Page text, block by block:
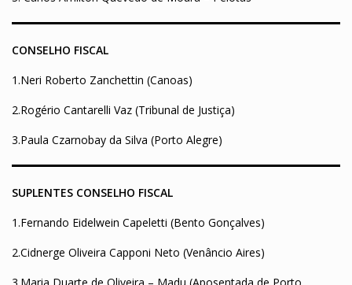
CONSELHO FISCAL
1.Neri Roberto Zanchettin (Canoas)
2.Rogério Cantarelli Vaz (Tribunal de Justiça)
3.Paula Czarnobay da Silva (Porto Alegre)
SUPLENTES CONSELHO FISCAL
1.Fernando Eidelwein Capeletti (Bento Gonçalves)
2.Cidnerge Oliveira Capponi Neto (Venâncio Aires)